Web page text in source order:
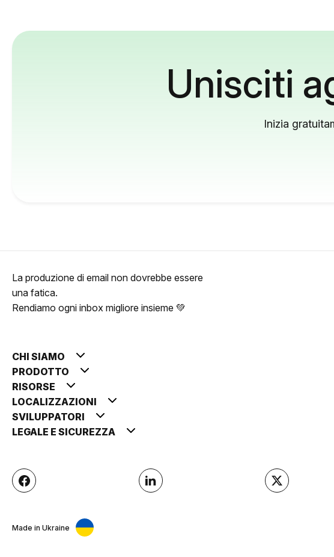
Unisciti
Inizia
La produzione di email non dovrebbe essere
una fatica.
Rendiamo ogni inbox migliore insieme 💚
CHI SIAMO
PRODOTTO
RISORSE
LOCALIZZAZIONI
SVILUPPATORI
LEGALE E SICUREZZA
Made in Ukraine